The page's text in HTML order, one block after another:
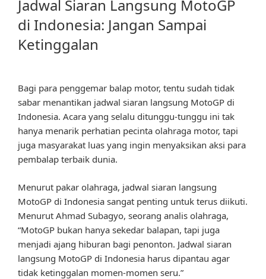
Jadwal Siaran Langsung MotoGP
di Indonesia: Jangan Sampai
Ketinggalan
Bagi para penggemar balap motor, tentu sudah tidak
sabar menantikan jadwal siaran langsung MotoGP di
Indonesia. Acara yang selalu ditunggu-tunggu ini tak
hanya menarik perhatian pecinta olahraga motor, tapi
juga masyarakat luas yang ingin menyaksikan aksi para
pembalap terbaik dunia.
Menurut pakar olahraga, jadwal siaran langsung
MotoGP di Indonesia sangat penting untuk terus diikuti.
Menurut Ahmad Subagyo, seorang analis olahraga,
“MotoGP bukan hanya sekedar balapan, tapi juga
menjadi ajang hiburan bagi penonton. Jadwal siaran
langsung MotoGP di Indonesia harus dipantau agar
tidak ketinggalan momen-momen seru.”